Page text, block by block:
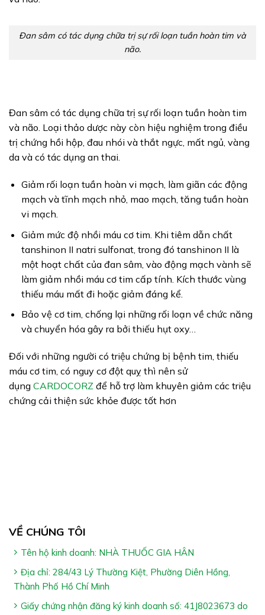
Đan sâm có tác dụng chữa trị sự rối loạn tuần hoàn tim và
não.
Đan sâm có tác dụng chữa trị sự rối loạn tuần hoàn tim
và não. Loại thảo dược này còn hiệu nghiệm trong điều
trị chứng hồi hộp, đau nhói và thắt ngực, mất ngủ, vàng
da và có tác dụng an thai.
Giảm rối loạn tuần hoàn vi mạch, làm giãn các động
mạch và tĩnh mạch nhỏ, mao mạch, tăng tuần hoàn
vi mạch.
Giảm mức độ nhồi máu cơ tim. Khi tiêm dẫn chất
tanshinon II natri sulfonat, trong đó tanshinon II là
một hoạt chất của đan sâm, vào động mạch vành sẽ
làm giảm nhồi máu cơ tim cấp tính. Kích thước vùng
thiếu máu mất đi hoặc giảm đáng kể.
Bảo vệ cơ tim, chống lại những rối loạn về chức năng
và chuyển hóa gây ra bởi thiếu hụt oxy…
Đối với những người có triệu chứng bị bệnh tim, thiếu
máu cơ tim, có nguy cơ đột quỵ thì nên sử
dụng CARDOCORZ để hỗ trợ làm khuyên giảm các triệu
chứng cải thiện sức khỏe được tốt hơn
VỀ CHÚNG TÔI
Tên hộ kinh doanh: NHÀ THUỐC GIA HÂN
Địa chỉ: 284/43 Lý Thường Kiệt, Phường Diên Hồng,
Thành Phố Hồ Chí Minh
Giấy chứng nhận đăng ký kinh doanh số: 41J8023673 do